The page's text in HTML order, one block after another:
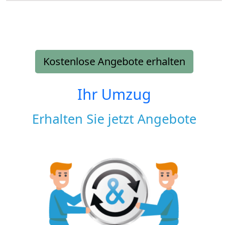
Kostenlose Angebote erhalten
Ihr Umzug
Erhalten Sie jetzt Angebote